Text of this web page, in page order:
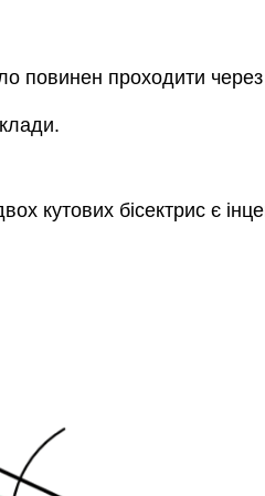
повинен проходити через
кутових бісектрис є